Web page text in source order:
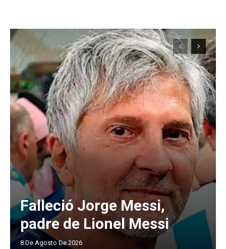
Falleció Jorge Messi,
padre de Lionel Messi
8 De Agosto De 2026